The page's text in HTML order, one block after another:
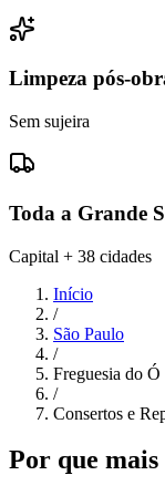
Limpeza pós-
Sem sujeira
Toda a Grande
Capital + 38 cidades
Início
/
São Paulo
/
Freguesia do Ó
/
Consertos e
Por que